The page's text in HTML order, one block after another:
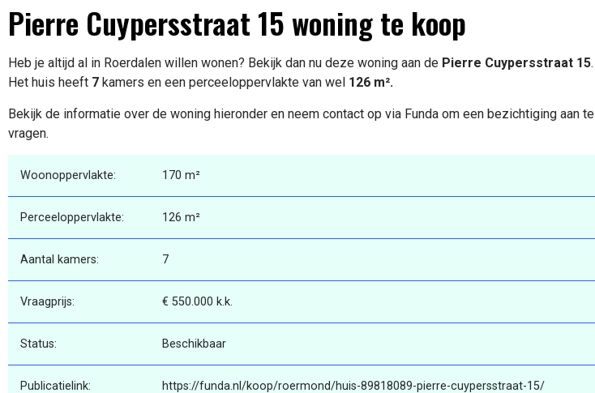
Pierre Cuypersstraat 15 woning te koop
Heb je altijd al in Roerdalen willen wonen? Bekijk dan nu deze woning aan de Pierre Cuypersstraat 15.
Het huis heeft 7 kamers en een perceeloppervlakte van wel 126 m².
Bekijk de informatie over de woning hieronder en neem contact op via Funda om een bezichtiging aan te
vragen.
Woonoppervlakte: 170 m²
Perceeloppervlakte: 126 m²
Aantal kamers: 7
Vraagprijs: € 550.000 k.k.
Status: Beschikbaar
Publicatielink: https://funda.nl/koop/roermond/huis-89818089-pierre-cuypersstraat-15/